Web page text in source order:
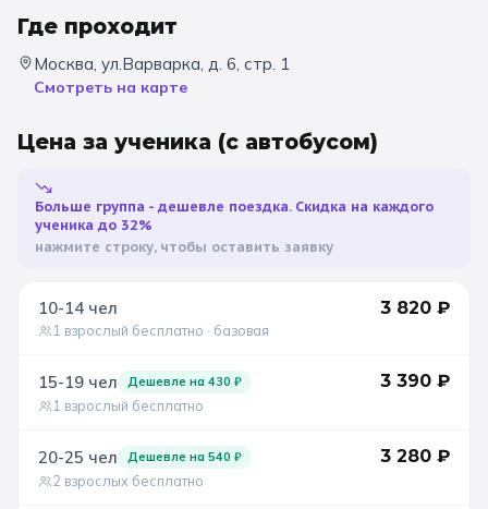
География Ещё 7
🏛️ МУЗЕИ
Все музеи Музей космонавтики
Дарвиновский музей
📍 ПО ГОРОДАМ
Подмосковье
Санкт-Петербург
Золотое кольцо
Где проходит
Москва, ул.Варварка, д. 6, стр. 1
Смотреть на карте
Цена за ученика (с автобусом)
Больше группа - дешевле поездка. Скидка на каждого
ученика до 32%
нажмите строку, чтобы оставить заявку
10-14 чел
1 взрослый бесплатно · базовая
3 820 ₽
15-19 чел Дешевле на 430 ₽
1 взрослый бесплатно
3 390 ₽
20-25 чел Дешевле на 540 ₽
2 взрослых бесплатно
3 280 ₽